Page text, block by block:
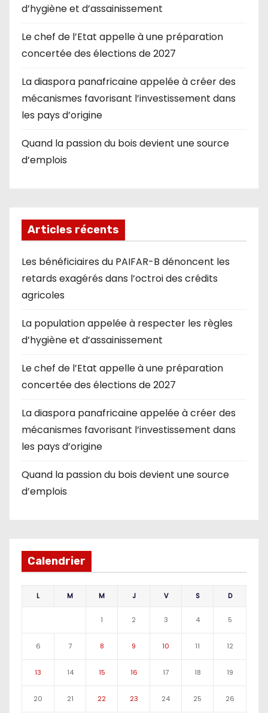
d’hygiène et d’assainissement
Le chef de l’Etat appelle à une préparation
concertée des élections de 2027
La diaspora panafricaine appelée à créer des
mécanismes favorisant l’investissement dans
les pays d’origine
Quand la passion du bois devient une source
d’emplois
Articles récents
Les bénéficiaires du PAIFAR-B dénoncent les
retards exagérés dans l’octroi des crédits
agricoles
La population appelée à respecter les règles
d’hygiène et d’assainissement
Le chef de l’Etat appelle à une préparation
concertée des élections de 2027
La diaspora panafricaine appelée à créer des
mécanismes favorisant l’investissement dans
les pays d’origine
Quand la passion du bois devient une source
d’emplois
Calendrier
L M M J V S D
1 2 3 4 5
6 7 8 9 10 11 12
13 14 15 16 17 18 19
20 21 22 23 24 25 26